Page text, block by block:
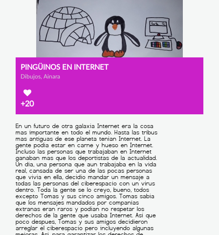
PINGÜINOS EN INTERNET
Dibujos, Ainara
+20